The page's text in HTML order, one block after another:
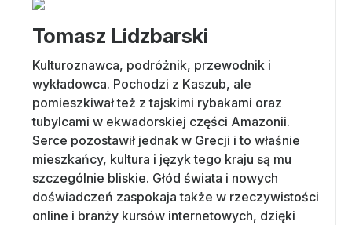
Tomasz Lidzbarski
Kulturoznawca, podróżnik, przewodnik i
wykładowca. Pochodzi z Kaszub, ale
pomieszkiwał też z tajskimi rybakami oraz
tubylcami w ekwadorskiej części Amazonii.
Serce pozostawił jednak w Grecji i to właśnie
mieszkańcy, kultura i język tego kraju są mu
szczególnie bliskie. Głód świata i nowych
doświadczeń zaspokaja także w rzeczywistości
online i branży kursów internetowych, dzięki